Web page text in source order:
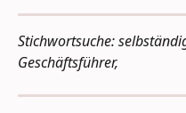
Stichwortsuche:
Geschäftsführer,